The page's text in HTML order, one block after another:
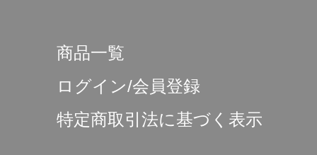
商品一覧
ログイン/会員登録
特定商取引法に基づく表示